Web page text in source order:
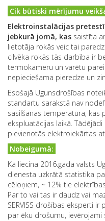
Cik būtiski mērījumu
Elektroinstalācijas
jebkurā jomā, kas saistīta
lietotāja rokās veic tai
cilvēka rokās tās darbība ir
termokameru un varētu
nepieciešama pieredze un
Esošajā Ugunsdrošības
standartu sarakstā nav
sasilšanas temperatūra, kas
ekspluatācijas laikā.
pievienotās elektroiekārtas
Nobeigumā:
Kā liecina 2016.gada valsts
dienesta uzkrātā statistika
cēloņiem, ~ 12% tie
Par to vai tas ir daudz vai
SERVISS drošības eksperti
par ēku drošumu, ievērojami